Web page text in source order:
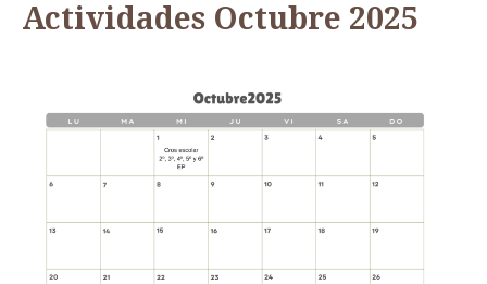
Actividades Octubre 2025